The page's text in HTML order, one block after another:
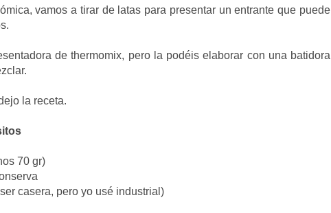
vamos a tirar de latas para presentar un entrante que puede
de thermomix, pero la podéis elaborar con una batidora
la receta.
70 gr)
casera, pero yo usé industrial)